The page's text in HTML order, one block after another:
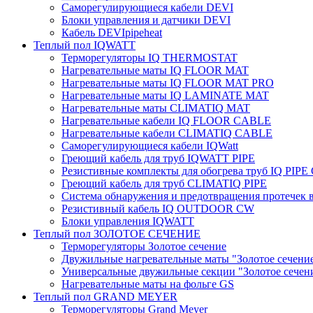
Саморегулирующиеся кабели DEVI
Блоки управления и датчики DEVI
Кабель DEVIpipeheat
Теплый пол IQWATT
Терморегуляторы IQ THERMOSTAT
Нагревательные маты IQ FLOOR MAT
Нагревательные маты IQ FLOOR MAT PRO
Нагревательные маты IQ LAMINATE MAT
Нагревательные маты CLIMATIQ MAT
Нагревательные кабели IQ FLOOR CABLE
Нагревательные кабели CLIMATIQ CABLE
Саморегулирующиеся кабели IQWatt
Греющий кабель для труб IQWATT PIPE
Резистивные комплекты для обогрева труб IQ PIPE
Греющий кабель для труб CLIMATIQ PIPE
Система обнаружения и предотвращения протечек
Резистивный кабель IQ OUTDOOR CW
Блоки управления IQWATT
Теплый пол ЗОЛОТОЕ СЕЧЕНИЕ
Терморегуляторы Золотое сечение
Двужильные нагревательные маты "Золотое
Универсальные двужильные секции "Золотое
Нагревательные маты на фольге GS
Теплый пол GRAND MEYER
Терморегуляторы Grand Meyer